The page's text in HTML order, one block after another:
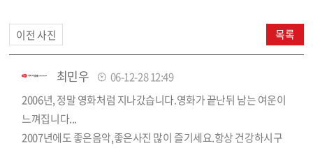
이전 사진 목록
최민우
06-12-28 12:49
2006년, 정말 영화처럼 지나갔습니다.영화가 끝난뒤 남는 여운이
느껴집니다...
2007년에도 좋은음악,좋은사진 많이 즐기세요.항상 건강하시구